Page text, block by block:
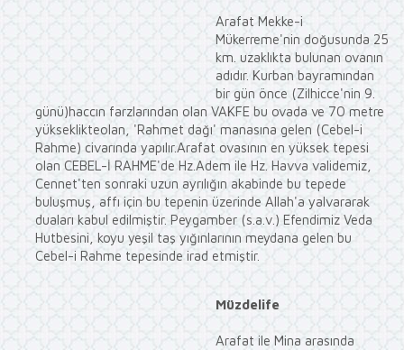
Arafat Mekke-i
Mükerreme'nin doğusunda 25
km. uzaklıkta bulunan ovanın
adıdır. Kurban bayramından
bir gün önce (Zilhicce'nin 9.
günü)haccın farzlarından olan VAKFE bu ovada ve 70 metre
yükseklikteolan, 'Rahmet dağı' manasına gelen (Cebel-i
Rahme) civarında yapılır.Arafat ovasının en yüksek tepesi
olan CEBEL-İ RAHME'de Hz.Adem ile Hz. Havva validemiz,
Cennet'ten sonraki uzun ayrılığın akabinde bu tepede
buluşmuş, affı için bu tepenin üzerinde Allah'a yalvararak
duaları kabul edilmiştir. Peygamber (s.a.v.) Efendimiz Veda
Hutbesini, koyu yeşil taş yığınlarının meydana gelen bu
Cebel-i Rahme tepesinde irad etmiştir.
Müzdelife
Arafat ile Mina arasında